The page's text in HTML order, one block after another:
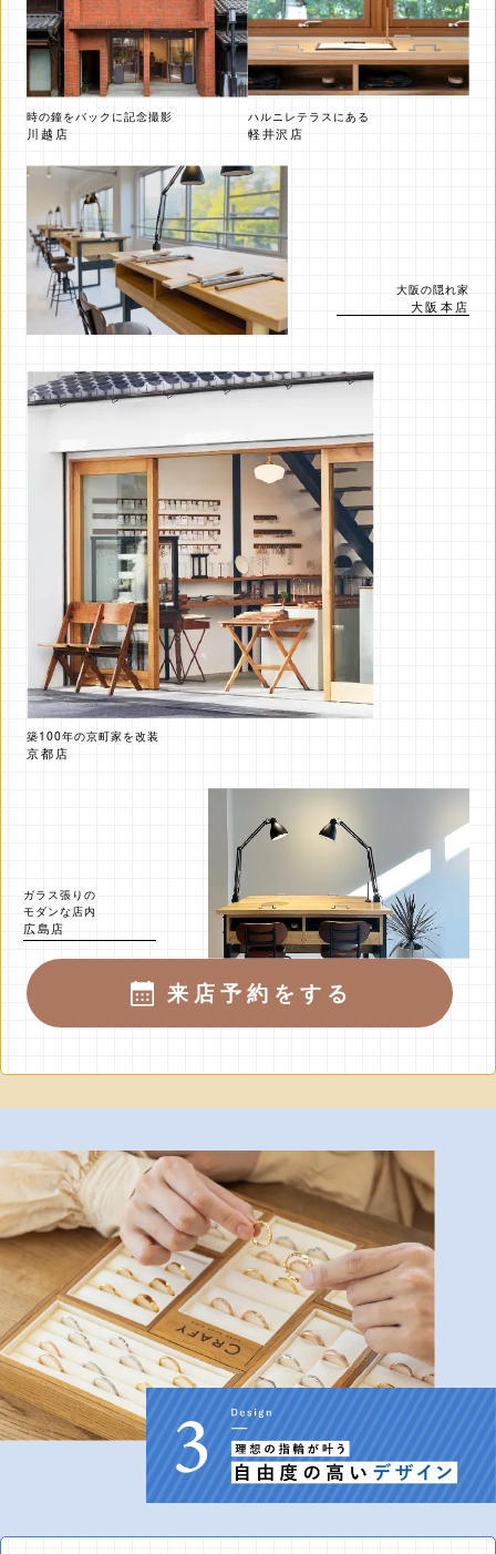
時の鐘をバックに記念撮影
川越店
ハルニレテラスにある
軽井沢店
大阪の隠れ家
大阪本店
築100年の京町家を改装
京都店
ガラス張りの
モダンな店内
広島店
来店予約をする